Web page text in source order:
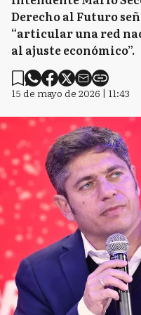
Derecho al Futuro
“articular una red
al ajuste económico”.
15 de mayo de 2026 | 11:43